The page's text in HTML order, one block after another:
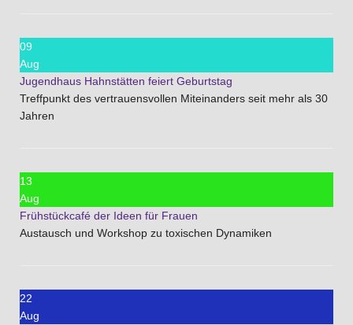
09
Aug
Jugendhaus Hahnstätten feiert Geburtstag
Treffpunkt des vertrauensvollen Miteinanders seit mehr als 30
Jahren
13
Aug
Frühstückcafé der Ideen für Frauen
Austausch und Workshop zu toxischen Dynamiken
22
Aug